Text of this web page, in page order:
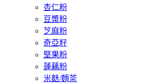
杏仁粉
豆漿粉
芝麻粉
奇亞籽
堅果粉
蓮藕粉
米麩/麵茶